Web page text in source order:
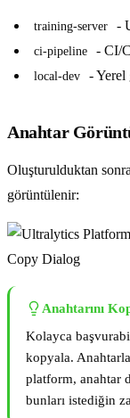
training-server -
ci-pipeline - CI/
local-dev - Yerel
Anahtar
Oluşturulduktan
görüntülenir:
Anahtarını
Kolayca
kopyala.
platform, anahtar
bunları istediğin